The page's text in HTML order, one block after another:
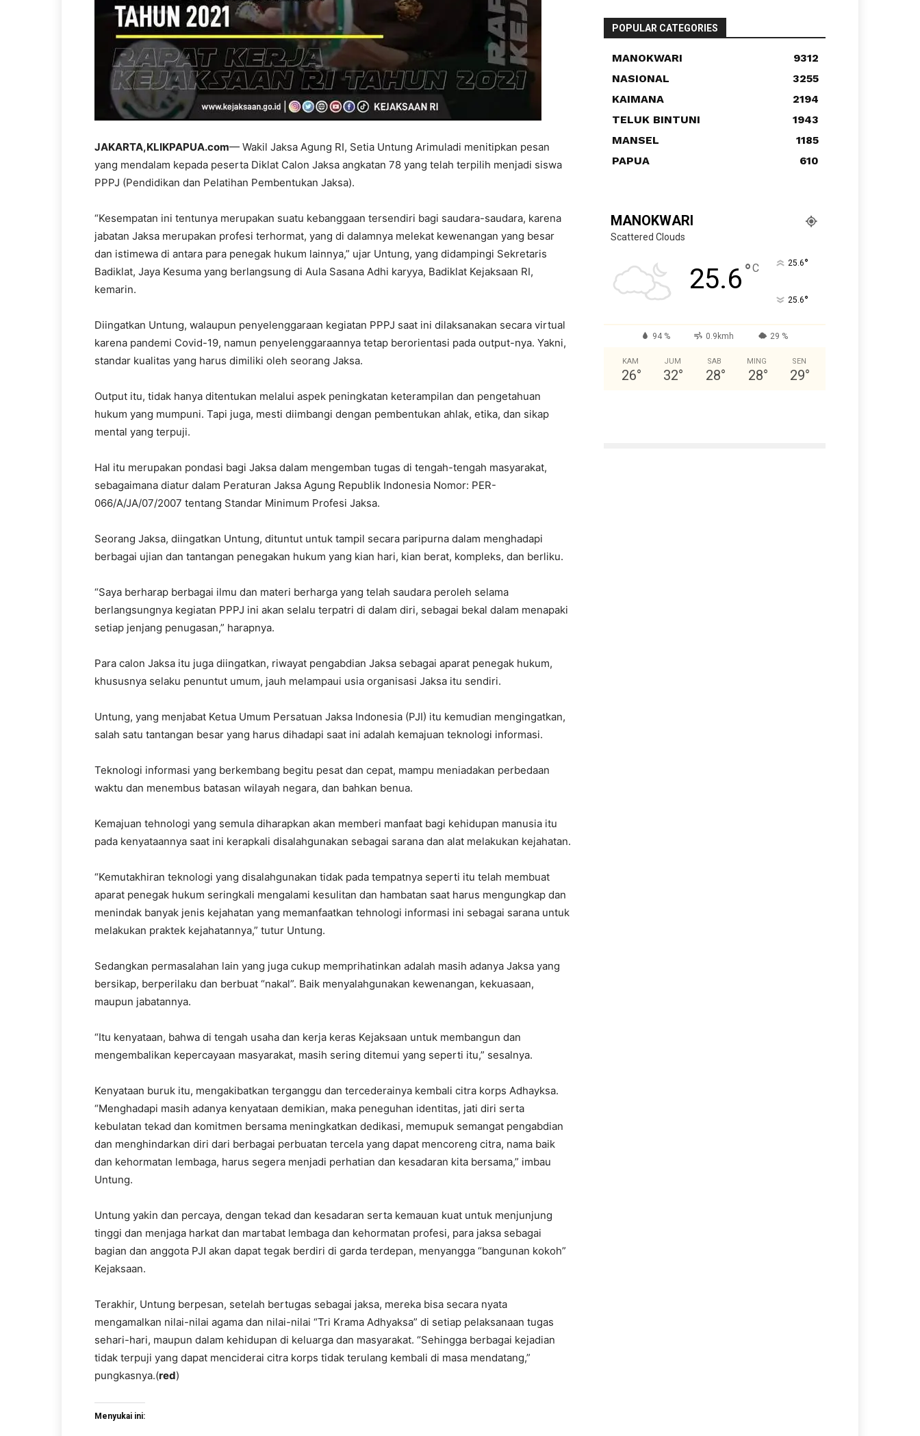
JAKARTA,KLIKPAPUA.com— Wakil Jaksa Agung RI, Setia Untung Arimuladi menitipkan pesan
yang mendalam kepada peserta Diklat Calon Jaksa angkatan 78 yang telah terpilih menjadi siswa
PPPJ (Pendidikan dan Pelatihan Pembentukan Jaksa).
“Kesempatan ini tentunya merupakan suatu kebanggaan tersendiri bagi saudara-saudara, karena
jabatan Jaksa merupakan profesi terhormat, yang di dalamnya melekat kewenangan yang besar
dan istimewa di antara para penegak hukum lainnya,” ujar Untung, yang didampingi Sekretaris
Badiklat, Jaya Kesuma yang berlangsung di Aula Sasana Adhi karyya, Badiklat Kejaksaan RI,
kemarin.
Diingatkan Untung, walaupun penyelenggaraan kegiatan PPPJ saat ini dilaksanakan secara virtual
karena pandemi Covid-19, namun penyelenggaraannya tetap berorientasi pada output-nya. Yakni,
standar kualitas yang harus dimiliki oleh seorang Jaksa.
Output itu, tidak hanya ditentukan melalui aspek peningkatan keterampilan dan pengetahuan
hukum yang mumpuni. Tapi juga, mesti diimbangi dengan pembentukan ahlak, etika, dan sikap
mental yang terpuji.
Hal itu merupakan pondasi bagi Jaksa dalam mengemban tugas di tengah-tengah masyarakat,
sebagaimana diatur dalam Peraturan Jaksa Agung Republik Indonesia Nomor: PER-
066/A/JA/07/2007 tentang Standar Minimum Profesi Jaksa.
Seorang Jaksa, diingatkan Untung, dituntut untuk tampil secara paripurna dalam menghadapi
berbagai ujian dan tantangan penegakan hukum yang kian hari, kian berat, kompleks, dan berliku.
“Saya berharap berbagai ilmu dan materi berharga yang telah saudara peroleh selama
berlangsungnya kegiatan PPPJ ini akan selalu terpatri di dalam diri, sebagai bekal dalam menapaki
setiap jenjang penugasan,” harapnya.
Para calon Jaksa itu juga diingatkan, riwayat pengabdian Jaksa sebagai aparat penegak hukum,
khususnya selaku penuntut umum, jauh melampaui usia organisasi Jaksa itu sendiri.
Untung, yang menjabat Ketua Umum Persatuan Jaksa Indonesia (PJI) itu kemudian mengingatkan,
salah satu tantangan besar yang harus dihadapi saat ini adalah kemajuan teknologi informasi.
Teknologi informasi yang berkembang begitu pesat dan cepat, mampu meniadakan perbedaan
waktu dan menembus batasan wilayah negara, dan bahkan benua.
Kemajuan tehnologi yang semula diharapkan akan memberi manfaat bagi kehidupan manusia itu
pada kenyataannya saat ini kerapkali disalahgunakan sebagai sarana dan alat melakukan kejahatan.
“Kemutakhiran teknologi yang disalahgunakan tidak pada tempatnya seperti itu telah membuat
aparat penegak hukum seringkali mengalami kesulitan dan hambatan saat harus mengungkap dan
menindak banyak jenis kejahatan yang memanfaatkan tehnologi informasi ini sebagai sarana untuk
melakukan praktek kejahatannya,” tutur Untung.
Sedangkan permasalahan lain yang juga cukup memprihatinkan adalah masih adanya Jaksa yang
bersikap, berperilaku dan berbuat “nakal”. Baik menyalahgunakan kewenangan, kekuasaan,
maupun jabatannya.
“Itu kenyataan, bahwa di tengah usaha dan kerja keras Kejaksaan untuk membangun dan
mengembalikan kepercayaan masyarakat, masih sering ditemui yang seperti itu,” sesalnya.
Kenyataan buruk itu, mengakibatkan terganggu dan tercederainya kembali citra korps Adhayksa.
“Menghadapi masih adanya kenyataan demikian, maka peneguhan identitas, jati diri serta
kebulatan tekad dan komitmen bersama meningkatkan dedikasi, memupuk semangat pengabdian
dan menghindarkan diri dari berbagai perbuatan tercela yang dapat mencoreng citra, nama baik
dan kehormatan lembaga, harus segera menjadi perhatian dan kesadaran kita bersama,” imbau
Untung.
Untung yakin dan percaya, dengan tekad dan kesadaran serta kemauan kuat untuk menjunjung
tinggi dan menjaga harkat dan martabat lembaga dan kehormatan profesi, para jaksa sebagai
bagian dan anggota PJI akan dapat tegak berdiri di garda terdepan, menyangga “bangunan kokoh”
Kejaksaan.
Terakhir, Untung berpesan, setelah bertugas sebagai jaksa, mereka bisa secara nyata
mengamalkan nilai-nilai agama dan nilai-nilai “Tri Krama Adhyaksa” di setiap pelaksanaan tugas
sehari-hari, maupun dalam kehidupan di keluarga dan masyarakat. “Sehingga berbagai kejadian
tidak terpuji yang dapat menciderai citra korps tidak terulang kembali di masa mendatang,”
pungkasnya.(red)
Menyukai ini:
POPULAR CATEGORIES
MANOKWARI
9312
NASIONAL
3255
KAIMANA
2194
TELUK BINTUNI
1943
MANSEL
1185
PAPUA
610
MANOKWARI
Scattered Clouds
25.6°C 25.6°
25.6°
94 % 0.9kmh 29 %
KAM
26°
JUM
32°
SAB
28°
MING
28°
SEN
29°